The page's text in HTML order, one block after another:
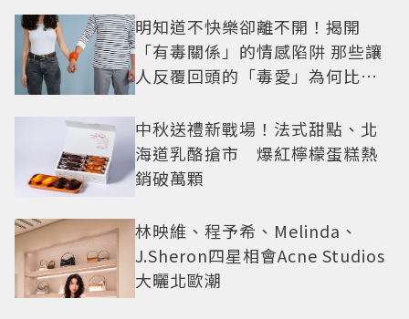
明知道不快樂卻離不開！揭開
「有毒關係」的情感陷阱 那些讓
人反覆回頭的「毒愛」為何比菸
中秋送禮新戰場！法式甜點、北
海道乳酪搶市 爆紅檸檬蛋糕熱
銷破萬顆
林映維、程予希、Melinda、
J.Sheron四星相會Acne Studios
大曬北歐潮